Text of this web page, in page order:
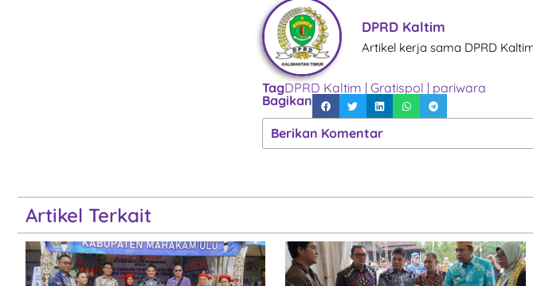
DPRD Kaltim
Artikel kerja sama DPRD
TagDPRD Kaltim | Gratispol | pariwara
Bagikan
Berikan Komentar
Artikel Terkait